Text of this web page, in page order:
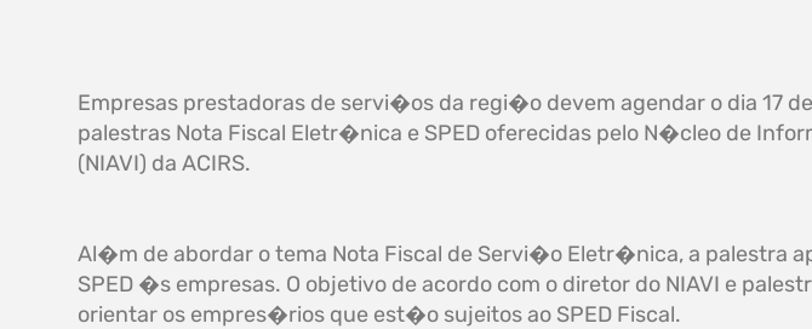
Empresas prestadoras de servi�os da regi�o devem agendar o dia 17
palestras Nota Fiscal Eletr�nica e SPED oferecidas pelo N�cleo de
(NIAVI) da ACIRS.
Al�m de abordar o tema Nota Fiscal de Servi�o Eletr�nica, a palestra
SPED �s empresas. O objetivo de acordo com o diretor do NIAVI e
orientar os empres�rios que est�o sujeitos ao SPED Fiscal.